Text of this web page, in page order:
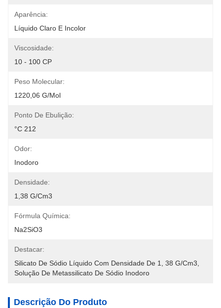
Aparência:
Líquido Claro E Incolor
Viscosidade:
10 - 100 CP
Peso Molecular:
1220,06 G/mol
Ponto De Ebulição:
°C 212
Odor:
Inodoro
Densidade:
1,38 G/cm3
Fórmula Química:
Na2SiO3
Destacar:
Silicato De Sódio Líquido Com Densidade De 1
38 G/cm3
Solução De Metassilicato De Sódio Inodoro
Descrição Do Produto